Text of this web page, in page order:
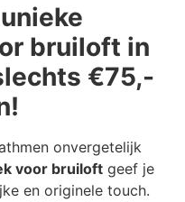
bruiloft in
€75,-
onvergetelijk
voor bruiloft geef je
en originele touch.